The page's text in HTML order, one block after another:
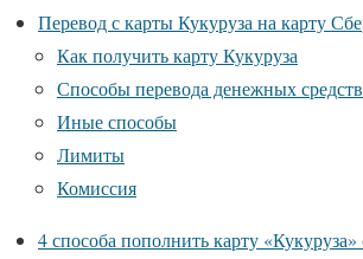
Перевод с карты Кукуруза на карту
Как получить карту Кукуруза
Способы перевода денежных средств
Иные способы
Лимиты
Комиссия
4 способа пополнить карту